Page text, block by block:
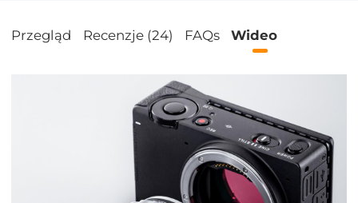
Przegląd Recenzje (24) FAQs Wideo